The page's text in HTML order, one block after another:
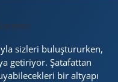
sizleri buluştururken,
getiriyor. Şatafattan
bir altyapı